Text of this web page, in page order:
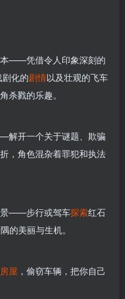
——凭借令人印象深刻的
化的剧情以及壮观的飞车
杀戮的乐趣。
解开一个关于谜题、欺骗
，角色混杂着罪犯和执法
景——步行或驾车探索红石
的美丽与生机。
房屋 ，偷窃车辆，把你自己